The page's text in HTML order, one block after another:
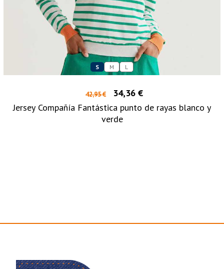
S M L
42,95 €
34,36 €
Jersey Compañía Fantástica punto de rayas blanco y
verde